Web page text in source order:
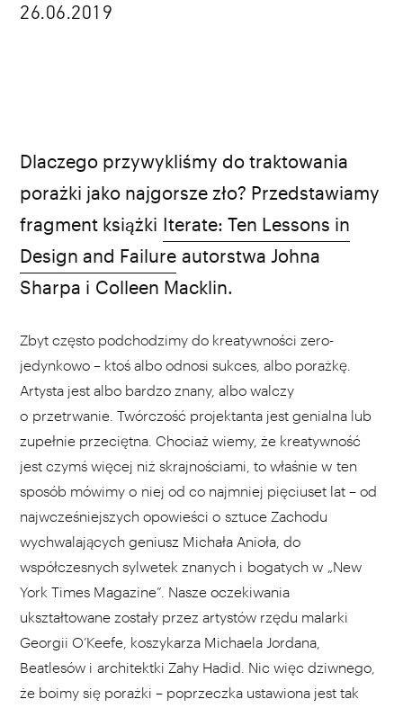
26.06.2019
Dlaczego przywykliśmy do traktowania
porażki jako najgorsze zło? Przedstawiamy
fragment książki Iterate: Ten Lessons in
Design and Failure autorstwa Johna
Sharpa i Colleen Macklin.
Zbyt często podchodzimy do kreatywności zero-
jedynkowo – ktoś albo odnosi sukces, albo porażkę.
Artysta jest albo bardzo znany, albo walczy
o przetrwanie. Twórczość projektanta jest genialna lub
zupełnie przeciętna. Chociaż wiemy, że kreatywność
jest czymś więcej niż skrajnościami, to właśnie w ten
sposób mówimy o niej od co najmniej pięciuset lat – od
najwcześniejszych opowieści o sztuce Zachodu
wychwalających geniusz Michała Anioła, do
współczesnych sylwetek znanych i bogatych w „New
York Times Magazine”. Nasze oczekiwania
ukształtowane zostały przez artystów rzędu malarki
Georgii O’Keefe, koszykarza Michaela Jordana,
Beatlesów i architektki Zahy Hadid. Nic więc dziwnego,
że boimy się porażki – poprzeczka ustawiona jest tak